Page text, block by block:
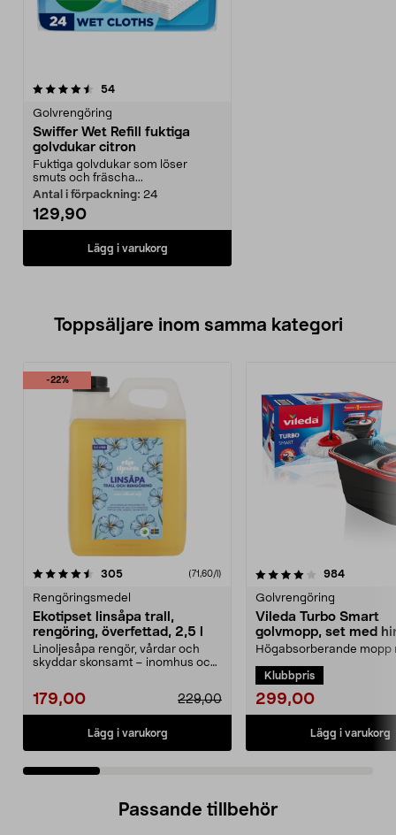
54recensioner
Golvrengöring
Swiffer Wet Refill fuktiga
golvdukar citron
Fuktiga golvdukar som löser
smuts och fräscha...
Antal i förpackning: 24
129,90
Lägg i varukorg
Toppsäljare inom samma kategori
-22%
305recensioner (71,60/l)
Rengöringsmedel
Ekotipset linsåpa trall,
rengöring, överfettad, 2,5 l
Linoljesåpa rengör, vårdar och
skyddar skonsamt – inomhus och
179,00 229,00
Lägg i varukorg
4.0 av 5 stjärnor 984
Golvrengöring
Vileda Turbo Smart
golvmopp, set med
urvridare
Högabsorberande mopp
Smart mopp med hink ...
Klubbpris
299,00
Lägg i varukorg
4.5 av 5 stjärnor
Passande tillbehör